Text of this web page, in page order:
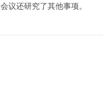
会议还研究了其他事项。